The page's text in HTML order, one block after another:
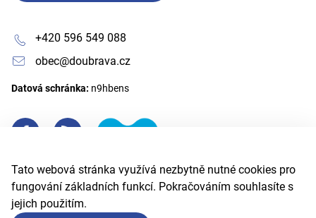
Tato webová stránka využívá nezbytně nutné cookies pro
fungování základních funkcí. Pokračováním souhlasíte s
jejich použitím.
+420 596 549 088
obec@doubrava.cz
Datová schránka: n9hbens